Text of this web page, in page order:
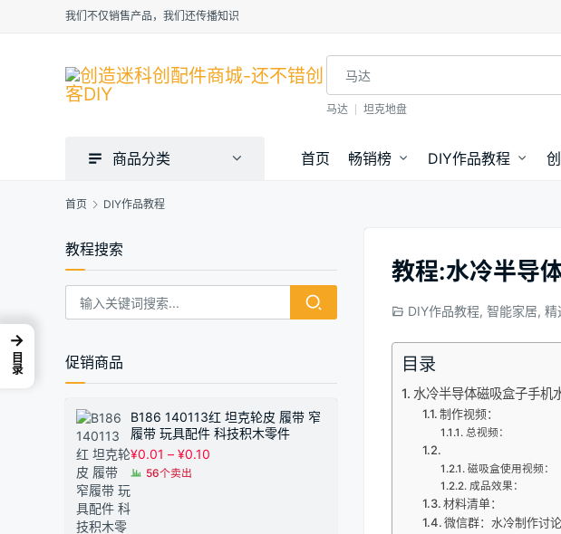
我们不仅销售产品，我们还传播知识
马达 坦克地盘
商品分类 首页 畅销榜 DIY作品教程
首页 DIY作品教程
教程:水冷半导
DIY作品教程, 智能家居, 精
目录
水冷半导体磁吸盒子手机
制作视频：
总视频：
磁吸盒使用视频：
成品效果：
材料清单：
微信群：水冷制作讨论
教程搜索
促销商品
B186 140113红 坦克轮皮 履带 窄
履带 玩具配件 科技积木零件
¥0.01 – ¥0.10
56个卖出
→
目录